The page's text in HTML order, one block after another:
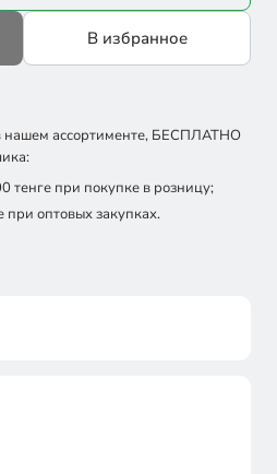
В избранное
нашем ассортименте, БЕСПЛАТНО
тенге при покупке в розницу;
при оптовых закупках.